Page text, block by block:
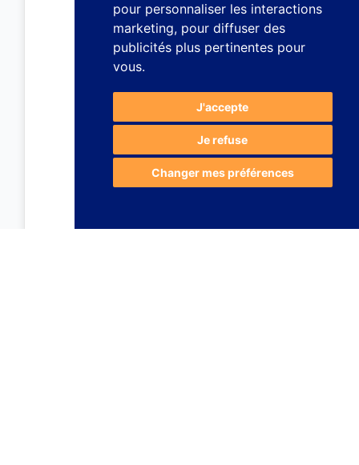
pour personnaliser les interactions
marketing, pour diffuser des
publicités plus pertinentes pour
vous.
J'accepte
Je refuse
Changer mes préférences